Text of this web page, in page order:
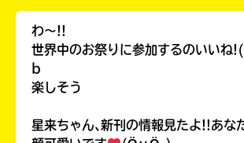
わ〜!!
世界中のお祭りに参加するのいい
b
楽しそう
星来ちゃん､新刊の情報見たよ!!あな